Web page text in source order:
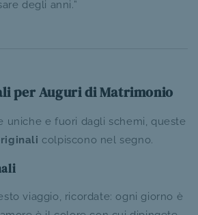
degli anni.”
per Auguri di Matrimonio
uniche e fuori dagli schemi, queste
colpiscono nel segno.
viaggio, ricordate: ogni giorno è